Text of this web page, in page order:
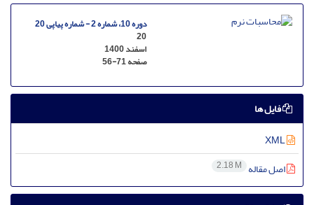
دوره 10، شماره 2 - شماره پیاپی 20
20
اسفند 1400
صفحه56-71
فایل ها
اصل مقاله 2.18 M